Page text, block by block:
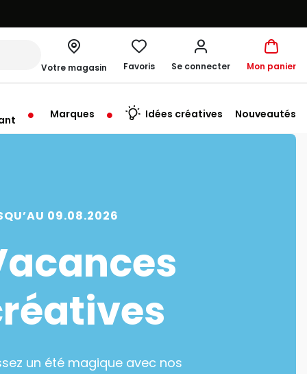
Votre magasin
à 10:00
Favoris Se connecter Mon panier
Marques Idées créatives Nouveautés
09.08.2026
un été magique avec nos